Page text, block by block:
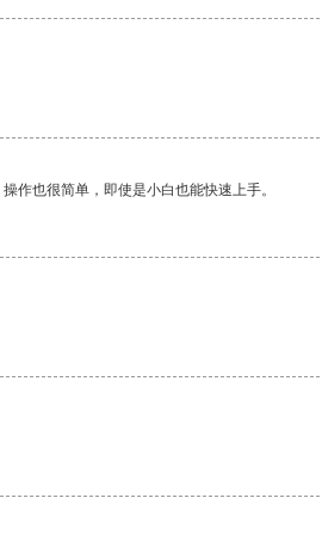
作也很简单，即使是小白也能快速上手。